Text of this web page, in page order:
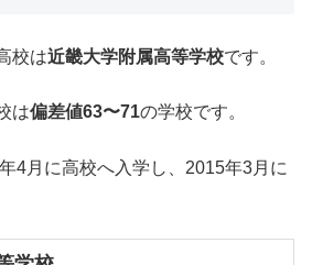
校は近畿大学附属高等学校です。
は偏差値63〜71の学校です。
4月に高校へ入学し、2015年3月に